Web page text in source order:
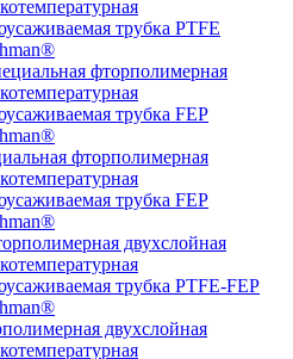
трубка PTFE
фторполимерная
трубка FEP
двухслойная